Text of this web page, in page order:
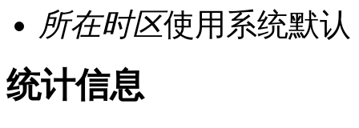
所在时区使用系统默认
统计信息